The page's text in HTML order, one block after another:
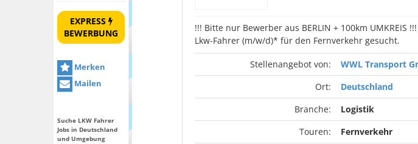
EXPRESS
BEWERBUNG
Merken
Mailen
Suche LKW Fahrer
Jobs in Deutschland
und Umgebung
!!! Bitte nur Bewerber aus BERLIN + 100km UMKREIS
Lkw-Fahrer (m/w/d)* für den Fernverkehr gesucht.
Stellenangebot von:
WWL Transport
Ort:
Deutschland
Branche:
Logistik
Touren:
Fernverkehr